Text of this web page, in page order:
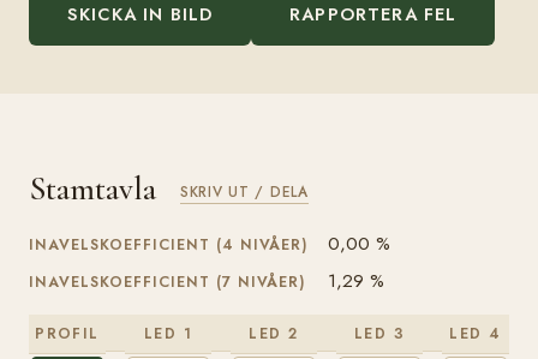
SKICKA IN BILD RAPPORTERA FEL
Stamtavla SKRIV UT / DELA
INAVELSKOEFFICIENT (4 NIVÅER) 0,00 %
INAVELSKOEFFICIENT (7 NIVÅER) 1,29 %
PROFIL LED 1 LED 2 LED 3 LED 4